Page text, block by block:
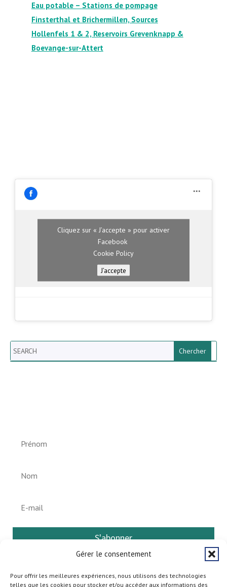
Gérer le consentement
Pour offrir les meilleures expériences, nous utilisons des technologies
telles que les cookies pour stocker et/ou accéder aux informations des
Eau potable – Stations de pompage
Finsterthal et Brichermillen, Sources
Hollenfels 1 & 2, Reservoirs Grevenknapp &
Boevange-sur-Attert
Cliquez sur « J’accepte » pour activer
Facebook
Cookie Policy
J’accepte
Search
S'abonner